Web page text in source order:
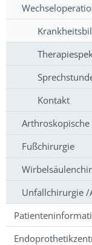
Kontakt
Fußchirurgie
Unfallchirurgie /